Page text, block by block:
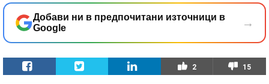
Добави ни в предпочитани източници в
Google
→
2 15